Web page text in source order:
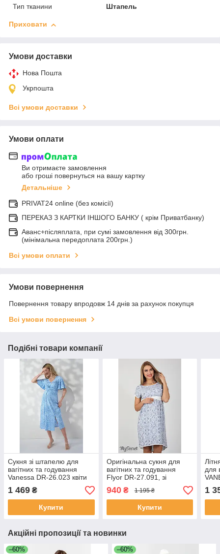
Тип тканини
Штапель
Приховати
Умови доставки
Нова Пошта
Укрпошта
Всі умови доставки
Умови оплати
Ви отримаєте замовлення
або гроші повернуться на вашу картку
Детальніше
PRIVAT24 online (без комісії)
ПЕРЕКАЗ З КАРТКИ ІНШОГО БАНКУ ( крім Приватбанку)
Аванс+післяплата, при сумі замовлення від 300грн.
(мінімальна передоплата 200грн.)
Всі умови оплати
Умови повернення
Повернення товару впродовж 14 днів за рахунок покупця
Всі умови повернення
Подібні товари компанії
Сукня зі штапелю для
вагітних та годування
Vanessa DR-26.023 квіти
на блакитному тлі
1 469 ₴
Купити
Оригінальна сукня для
вагітних та годування
Flyor DR-27.091, зі
штапелю, синій візерунок
на білому
940₴ 1 195 ₴
Купити
для
1
Акційні пропозиції та новинки
–60% –60%